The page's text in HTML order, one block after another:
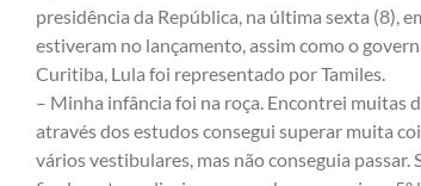
presidência da República, na última sexta (8),
estiveram no lançamento, assim como o
Curitiba, Lula foi representado por Tamiles.
– Minha infância foi na roça. Encontrei muitas
através dos estudos consegui superar muita
vários vestibulares, mas não conseguia